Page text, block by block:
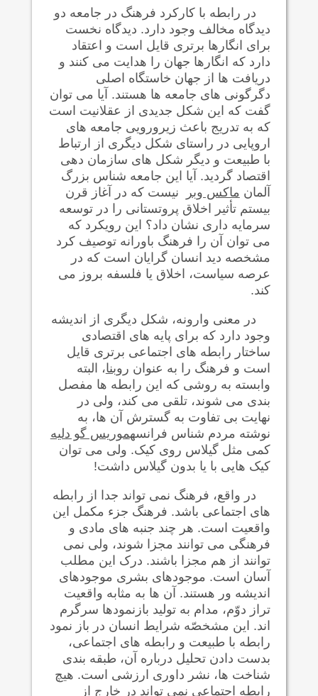
در رابطه با کارکرد فرهنگ در جامعه دو
ديدگاه مخالف وجود دارد. دیدگاه نخست
برای انگارها برتری قایل است و اعتقاد
دارد که انگارها جهان را هدایت می کنند و
دریافت ها از جهان خاستگاه اصلی
دگرگونی های جامعه ها هستند. آیا می توان
گفت که این شکل جدیدی از عقلانیت است
که به تدريج باعث زیرورویی جامعه های
اروپایی در راستای شکل دیگری از ارتباط
با طبيعت و دیگر شکل های سازمان دهی
اقتصاد گردید. آيا اين جامعه شناس بزرگ
آلمان ماکس وبر
نیست که در آغاز قرن
بیستم تأثیر اخلاق پروتستانی را در توسعه
سرمایه داری نشان داد؟ این رویکرد که
می توان آن را فرهنگ باورانه توصیف کرد
مشخصه دید انسان گرايان است که در
عرصه سیاست، اخلاق یا فلسفه بروز می
کند.
در معنی وارونه، شکل دیگری از اندیشه
وجود دارد که برای پایه های اقتصادی
ساختار رابطه های اجتماعی برتری قایل
است و فرهنگ را به عنوان روبنا، البته
وابسته به روشی که این رابطه ها مفصل
بندی می شوند، تلقی می کند، ولی در
نهايت بی تفاوت به گسترش آن ها، به
نوشته مردم شناس فرانسهموريس گو دليه
کمی مثل گيلاس روی کيک. ولی می توان
کيک هایی با یا بدون گيلاس داشت!
در واقع، فرهنگ نمی تواند جدا از رابطه
های اجتماعی باشد. فرهنگ جزء مکمل این
واقعيت است. هر چند جنبه های مادی و
فرهنگی می توانند مجزا شوند، ولی نمی
توانند از هم مجزا باشند. درک این مطلب
آسان است. موجودهای بشری موجودهای
اندیشه ور هستند. آن ها به مثابه واقعيت
تراز دوّم، مدام به تولید بازنمودها سرگرم
اند. این مشخصّه شرایط انسان در باز نمود
رابطه با طبیعت و رابطه های اجتماعی،
بدست دادن تحلیل درباره آن، طبقه بندی
شناخت ها، نشر داوری ارزشی است. هیچ
رابطه اجتماعی نمی تواند در خارج از